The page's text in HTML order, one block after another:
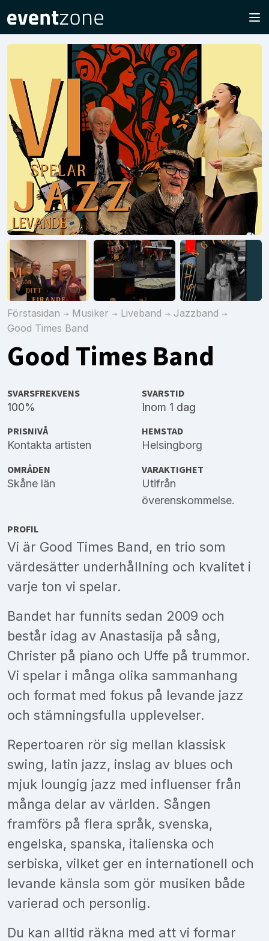
Förstasidan Musiker Liveband
Jazzband
Good Times Band
Good Times Band
SVARSFREKVENS
100%
SVARSTID
Inom 1 dag
PRISNIVÅ
Kontakta artisten
HEMSTAD
Helsingborg
OMRÅDEN
Skåne län
VARAKTIGHET
Utifrån
överenskommelse.
PROFIL
Vi är Good Times Band, en trio som
värdesätter underhållning och kvalitet i
varje ton vi spelar.
Bandet har funnits sedan 2009 och
består idag av Anastasija på sång,
Christer på piano och Uffe på trummor.
Vi spelar i många olika sammanhang
och format med fokus på levande jazz
och stämningsfulla upplevelser.
Repertoaren rör sig mellan klassisk
swing, latin jazz, inslag av blues och
mjuk loungig jazz med influenser från
många delar av världen. Sången
framförs på flera språk, svenska,
engelska, spanska, italienska och
serbiska, vilket ger en internationell och
levande känsla som gör musiken både
varierad och personlig.
Du kan alltid räkna med att vi formar